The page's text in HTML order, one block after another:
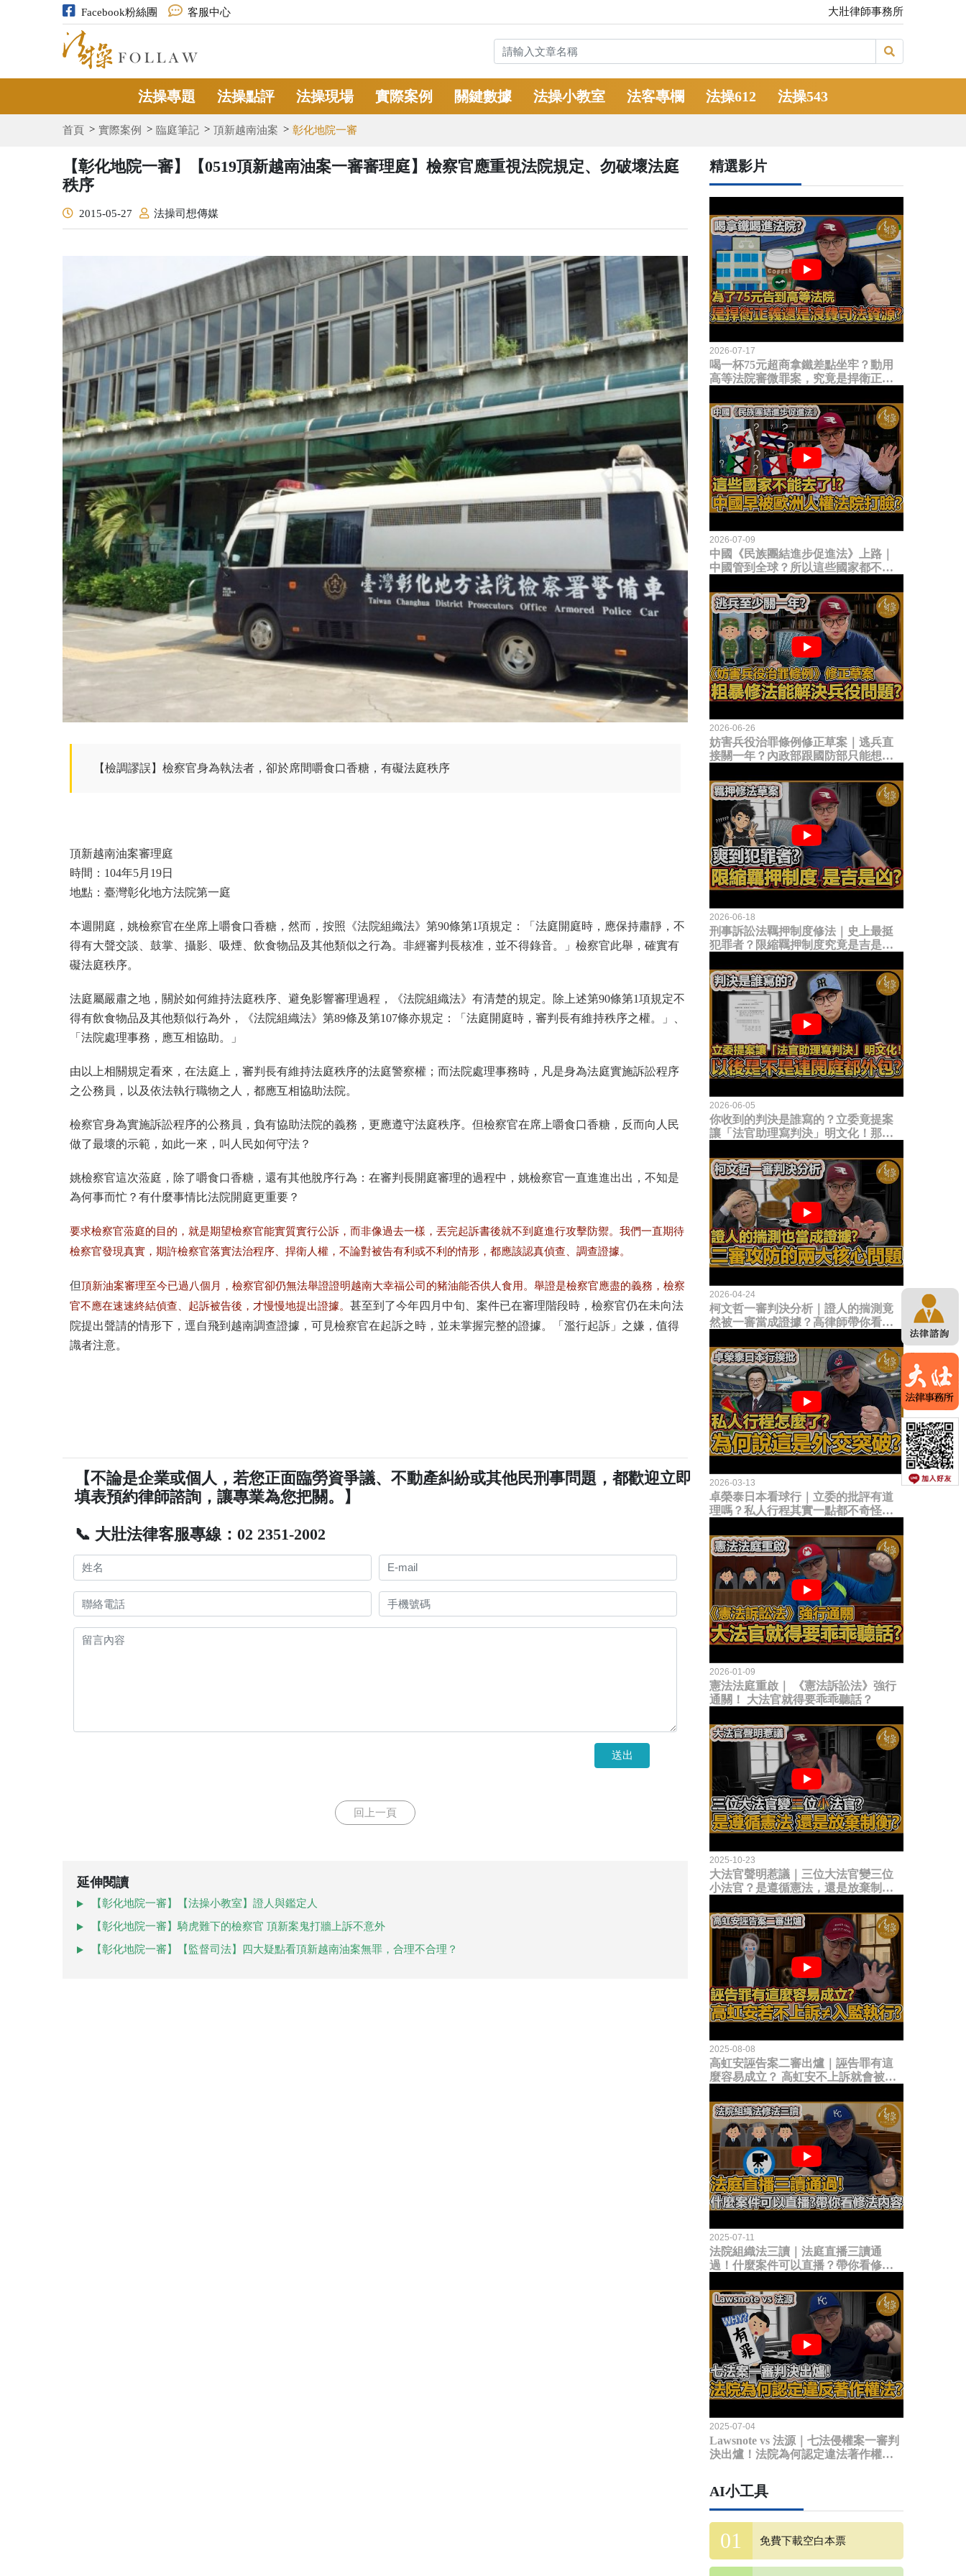
Facebook粉絲團 客服中心 大壯律師事務所
法操專題 法操點評 法操現場 實際案例 關鍵數據 法操小教室 法客專欄 法操612 法操543
首頁 實際案例 臨庭筆記 頂新越南油案 彰化地院一審
【彰化地院一審】【0519頂新越南油案一審審理庭】檢察官應重視法院規定、勿破壞法庭
秩序
2015-05-27 法操司想傳媒
【檢調謬誤】檢察官身為執法者，卻於席間嚼食口香糖，有礙法庭秩序
頂新越南油案審理庭
時間：104年5月19日
地點：臺灣彰化地方法院第一庭
本週開庭，姚檢察官在坐席上嚼食口香糖，然而，按照《法院組織法》第90條第1項規定：「法庭開庭時，應保持肅靜，不
得有大聲交談、鼓掌、攝影、吸煙、飲食物品及其他類似之行為。非經審判長核准，並不得錄音。」檢察官此舉，確實有
礙法庭秩序。
法庭屬嚴肅之地，關於如何維持法庭秩序、避免影響審理過程，《法院組織法》有清楚的規定。除上述第90條第1項規定不
得有飲食物品及其他類似行為外，《法院組織法》第89條及第107條亦規定：「法庭開庭時，審判長有維持秩序之權。」、
「法院處理事務，應互相協助。」
由以上相關規定看來，在法庭上，審判長有維持法庭秩序的法庭警察權；而法院處理事務時，凡是身為法庭實施訴訟程序
之公務員，以及依法執行職物之人，都應互相協助法院。
檢察官身為實施訴訟程序的公務員，負有協助法院的義務，更應遵守法庭秩序。但檢察官在席上嚼食口香糖，反而向人民
做了最壞的示範，如此一來，叫人民如何守法？
姚檢察官這次蒞庭，除了嚼食口香糖，還有其他脫序行為：在審判長開庭審理的過程中，姚檢察官一直進進出出，不知是
為何事而忙？有什麼事情比法院開庭更重要？
要求檢察官蒞庭的目的，就是期望檢察官能實質實行公訴，而非像過去一樣，丟完起訴書後就不到庭進行攻擊防禦。我們一直期待
檢察官發現真實，期許檢察官落實法治程序、捍衛人權，不論對被告有利或不利的情形，都應該認真偵查、調查證據。
但頂新油案審理至今已過八個月，檢察官卻仍無法舉證證明越南大幸福公司的豬油能否供人食用。舉證是檢察官應盡的義務，檢察
官不應在速速終結偵查、起訴被告後，才慢慢地提出證據。 甚至到了今年四月中旬、案件已在審理階段時，檢察官仍在未向法
院提出聲請的情形下，逕自飛到越南調查證據，可見檢察官在起訴之時，並未掌握完整的證據。「濫行起訴」之嫌，值得
識者注意。
【不論是企業或個人，若您正面臨勞資爭議、不動產糾紛或其他民刑事問題，都歡迎立即
填表預約律師諮詢，讓專業為您把關。】
📞 大壯法律客服專線：02 2351-2002
送出
回上一頁
延伸閱讀
【彰化地院一審】【法操小教室】證人與鑑定人
【彰化地院一審】騎虎難下的檢察官 頂新案鬼打牆上訴不意外
【彰化地院一審】【監督司法】四大疑點看頂新越南油案無罪，合理不合理？
精選影片
2026-07-17
喝一杯75元超商拿鐵差點坐牢？動用
高等法院審微罪案，究竟是捍衛正義
2026-07-09
中國《民族團結進步促進法》上路｜
中國管到全球？所以這些國家都不能
臉？
2026-06-26
妨害兵役治罪條例修正草案｜逃兵直
接關一年？內政部跟國防部只能想到
題？
2026-06-18
刑事訴訟法羈押制度修法｜史上最挺
犯罪者？限縮羈押制度究竟是吉是
2026-06-05
你收到的判決是誰寫的？立委竟提案
讓「法官助理寫判決」明文化！那以
2026-04-24
柯文哲一審判決分析｜證人的揣測竟
然被一審當成證據？高律師帶你看未
2026-03-13
卓榮泰日本看球行｜立委的批評有道
理嗎？私人行程其實一點都不奇怪？
2026-01-09
憲法法庭重啟｜ 《憲法訴訟法》強行
通關！ 大法官就得要乖乖聽話？
2025-10-23
大法官聲明惹議｜三位大法官變三位
小法官？是遵循憲法，還是放棄制衡
2025-08-08
高虹安誣告案二審出爐｜誣告罪有這
麼容易成立？ 高虹安不上訴就會被
2025-07-11
法院組織法三讀｜法庭直播三讀通
過！什麼案件可以直播？帶你看修法
2025-07-04
Lawsnote vs 法源｜七法侵權案一審判
決出爐！法院為何認定違法著作權
AI小工具
免費下載空白本票